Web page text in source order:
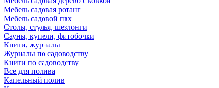
Мебель садовая ротанг
Мебель садовой пвх
Столы, стулья, шезлонги
Сауны, купели, фитобочки
Книги, журналы
Журналы по садоводству
Книги по садоводству
Все для полива
Капельный полив